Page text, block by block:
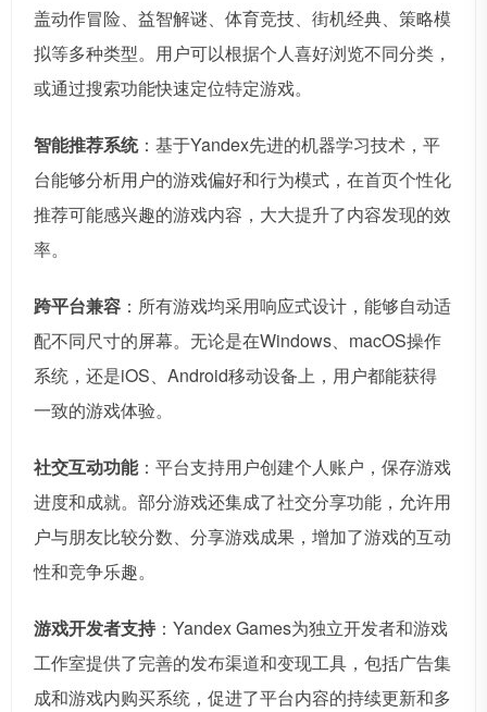
盖动作冒险、益智解谜、体育竞技、街机经典、策略模
拟等多种类型。用户可以根据个人喜好浏览不同分类，
或通过搜索功能快速定位特定游戏。
智能推荐系统：基于Yandex先进的机器学习技术，平
台能够分析用户的游戏偏好和行为模式，在首页个性化
推荐可能感兴趣的游戏内容，大大提升了内容发现的效
率。
跨平台兼容 ：所有游戏均采用响应式设计，能够自动适
配不同尺寸的屏幕。无论是在Windows、macOS操作
系统，还是iOS、Android移动设备上，用户都能获得
一致的游戏体验。
社交互动功能：平台支持用户创建个人账户，保存游戏
进度和成就。部分游戏还集成了社交分享功能，允许用
户与朋友比较分数、分享游戏成果，增加了游戏的互动
性和竞争乐趣。
游戏开发者支持 ：Yandex Games为独立开发者和游戏
工作室提供了完善的发布渠道和变现工具，包括广告集
成和游戏内购买系统，促进了平台内容的持续更新和多